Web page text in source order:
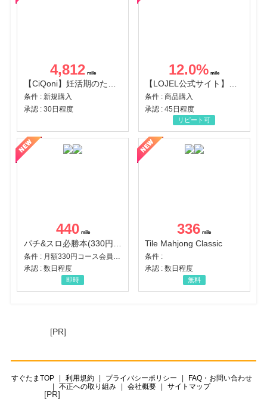
4,812
【CiQoni】妊活期のための葉酸サプリ
条件 : 新規購入
承認 : 30日程度
12.0%
【LOJEL公式サイト】スーツケース・バッグ
条件 : 商品購入
承認 : 45日程度
リピート可
440
承認 : 数日程度
即時
336
Tile Mahjong Classic
条件 :
承認 : 数日程度
無料
[PR]
すぐたまTOP 利用規約 プライバシーポリシー
FAQ・お問い合わせ
不正への取り組み
会社概要 サイトマップ
[PR]